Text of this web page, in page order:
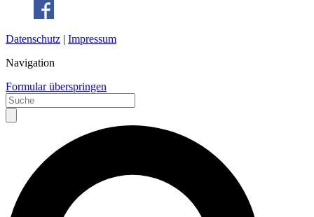
Datenschutz | Impressum
Navigation
Formular überspringen